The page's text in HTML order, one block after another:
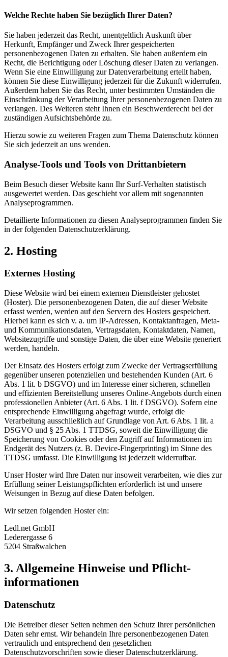
Welche Rechte haben Sie bezüglich Ihrer Daten?
Sie haben jederzeit das Recht, unentgeltlich Auskunft über
Herkunft, Empfänger und Zweck Ihrer gespeicherten
personenbezogenen Daten zu erhalten. Sie haben außerdem ein
Recht, die Berichtigung oder Löschung dieser Daten zu verlangen.
Wenn Sie eine Einwilligung zur Datenverarbeitung erteilt haben,
können Sie diese Einwilligung jederzeit für die Zukunft widerrufen.
Außerdem haben Sie das Recht, unter bestimmten Umständen die
Einschränkung der Verarbeitung Ihrer personenbezogenen Daten zu
verlangen. Des Weiteren steht Ihnen ein Beschwerderecht bei der
zuständigen Aufsichtsbehörde zu.
Hierzu sowie zu weiteren Fragen zum Thema Datenschutz können
Sie sich jederzeit an uns wenden.
Analyse-Tools und Tools von Dritt­anbietern
Beim Besuch dieser Website kann Ihr Surf-Verhalten statistisch
ausgewertet werden. Das geschieht vor allem mit sogenannten
Analyseprogrammen.
Detaillierte Informationen zu diesen Analyseprogrammen finden Sie
in der folgenden Datenschutzerklärung.
2. Hosting
Externes Hosting
Diese Website wird bei einem externen Dienstleister gehostet
(Hoster). Die personenbezogenen Daten, die auf dieser Website
erfasst werden, werden auf den Servern des Hosters gespeichert.
Hierbei kann es sich v. a. um IP-Adressen, Kontaktanfragen, Meta-
und Kommunikationsdaten, Vertragsdaten, Kontaktdaten, Namen,
Websitezugriffe und sonstige Daten, die über eine Website generiert
werden, handeln.
Der Einsatz des Hosters erfolgt zum Zwecke der Vertragserfüllung
gegenüber unseren potenziellen und bestehenden Kunden (Art. 6
Abs. 1 lit. b DSGVO) und im Interesse einer sicheren, schnellen
und effizienten Bereitstellung unseres Online-Angebots durch einen
professionellen Anbieter (Art. 6 Abs. 1 lit. f DSGVO). Sofern eine
entsprechende Einwilligung abgefragt wurde, erfolgt die
Verarbeitung ausschließlich auf Grundlage von Art. 6 Abs. 1 lit. a
DSGVO und § 25 Abs. 1 TTDSG, soweit die Einwilligung die
Speicherung von Cookies oder den Zugriff auf Informationen im
Endgerät des Nutzers (z. B. Device-Fingerprinting) im Sinne des
TTDSG umfasst. Die Einwilligung ist jederzeit widerrufbar.
Unser Hoster wird Ihre Daten nur insoweit verarbeiten, wie dies zur
Erfüllung seiner Leistungspflichten erforderlich ist und unsere
Weisungen in Bezug auf diese Daten befolgen.
Wir setzen folgenden Hoster ein:
Ledl.net GmbH
Lederergasse 6
5204 Straßwalchen
3. Allgemeine Hinweise und Pflicht­
informationen
Datenschutz
Die Betreiber dieser Seiten nehmen den Schutz Ihrer persönlichen
Daten sehr ernst. Wir behandeln Ihre personenbezogenen Daten
vertraulich und entsprechend den gesetzlichen
Datenschutzvorschriften sowie dieser Datenschutzerklärung.